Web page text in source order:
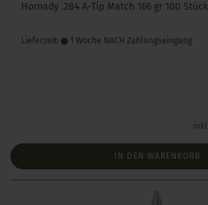
Hornady .284 A-Tip Match 166 gr 100 Stück
Lieferzeit: 1 Woche NACH Zahlungseingang
IN DEN WARENKORB